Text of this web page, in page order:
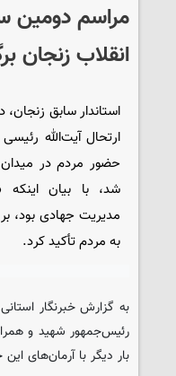
مراسم دومین
انقلاب زنجان
استاندار سابق
ارتحال آیت‌الله
حضور مردم در میدان
شد، با بیان اینکه
مدیریت جهادی بود،
به مردم تأکید کرد.
به گزارش خبرنگار
رئیس‌جمهور شهید و
بار دیگر با آرمان‌های